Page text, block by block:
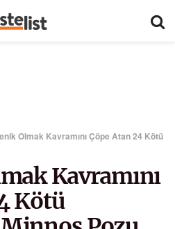
Olmak Kavramını Çöpe Atan 24 Kötü
Kavramını
Kötü